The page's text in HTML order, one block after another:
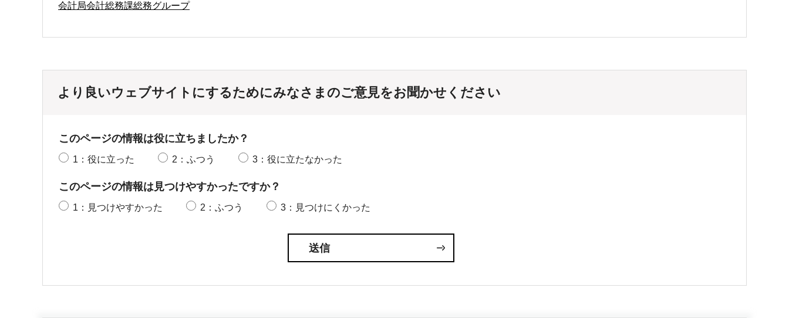
会計局会計総務課総務グループ
より良いウェブサイトにするためにみなさまのご意見をお聞かせください
このページの情報は役に立ちましたか？
1：役に立った 2：ふつう 3：役に立たなかった
このページの情報は見つけやすかったですか？
1：見つけやすかった 2：ふつう 3：見つけにくかった